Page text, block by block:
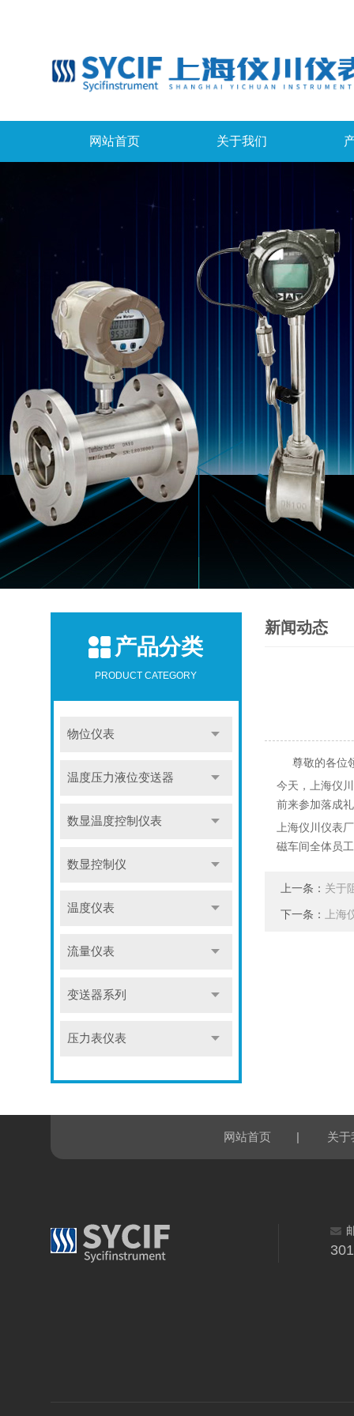
网站首页 关于我们
产品分类
PRODUCT CATEGORY
物位仪表
温度压力液位变送器
数显温度控制仪表
数显控制仪
温度仪表
流量仪表
变送器系列
压力表仪表
新闻动态
尊敬的各位
今天，上海仪
前来参加落成
上海仪川仪表
磁车间全体员
上一条： 关于
下一条： 上
网站首页 | 关于